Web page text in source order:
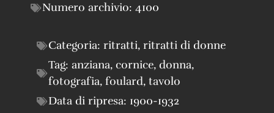
Numero archivio: 4100
Categoria: ritratti, ritratti di donne
Tag: anziana, cornice, donna,
fotografia, foulard, tavolo
Data di ripresa: 1900-1932